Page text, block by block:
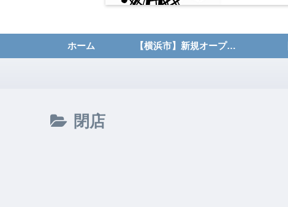
ホーム 【横浜市】新規オープン・開店情報
閉店